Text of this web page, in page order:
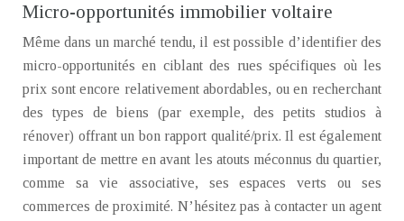
Micro-opportunités immobilier voltaire
Même dans un marché tendu, il est possible d’identifier des
micro-opportunités en ciblant des rues spécifiques où les
prix sont encore relativement abordables, ou en recherchant
des types de biens (par exemple, des petits studios à
rénover) offrant un bon rapport qualité/prix. Il est également
important de mettre en avant les atouts méconnus du quartier,
comme sa vie associative, ses espaces verts ou ses
commerces de proximité. N’hésitez pas à contacter un agent